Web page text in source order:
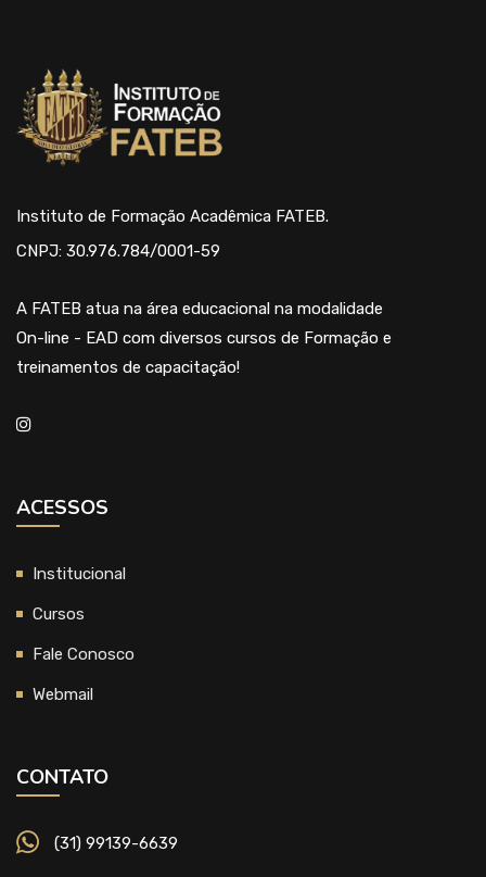
Instituto de Formação Acadêmica FATEB.
CNPJ: 30.976.784/0001-59
A FATEB atua na área educacional na modalidade
On-line - EAD com diversos cursos de Formação e
treinamentos de capacitação!
ACESSOS
Institucional
Cursos
Fale Conosco
Webmail
CONTATO
(31) 99139-6639